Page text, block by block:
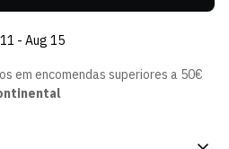
- Aug 15
em encomendas superiores a 50€